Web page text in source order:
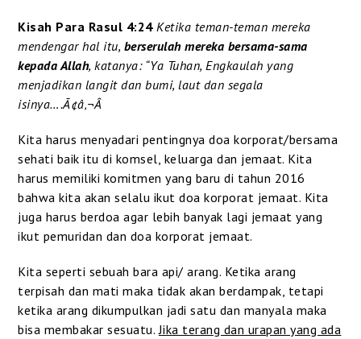
Kisah Para Rasul 4:24 Ketika teman-teman mereka
mendengar hal itu, berserulah mereka bersama-sama
kepada Allah, katanya: “Ya Tuhan, Engkaulah yang
menjadikan langit dan bumi, laut dan segala
isinya….Ã¢â‚¬Â
Kita harus menyadari pentingnya doa korporat/bersama
sehati baik itu di komsel, keluarga dan jemaat. Kita
harus memiliki komitmen yang baru di tahun 2016
bahwa kita akan selalu ikut doa korporat jemaat. Kita
juga harus berdoa agar lebih banyak lagi jemaat yang
ikut pemuridan dan doa korporat jemaat.
Kita seperti sebuah bara api/ arang. Ketika arang
terpisah dan mati maka tidak akan berdampak, tetapi
ketika arang dikumpulkan jadi satu dan manyala maka
bisa membakar sesuatu.Jika terang dan urapan yang ada